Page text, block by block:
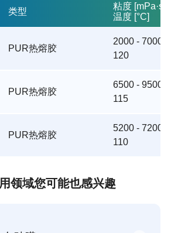
类型
粘度 [mPa·s] /
温度 [°C]
PUR热熔胶
2000 - 7000 /
120
PUR热熔胶
6500 - 9500 /
115
PUR热熔胶
5200 - 7200 /
110
领域您可能也感兴趣